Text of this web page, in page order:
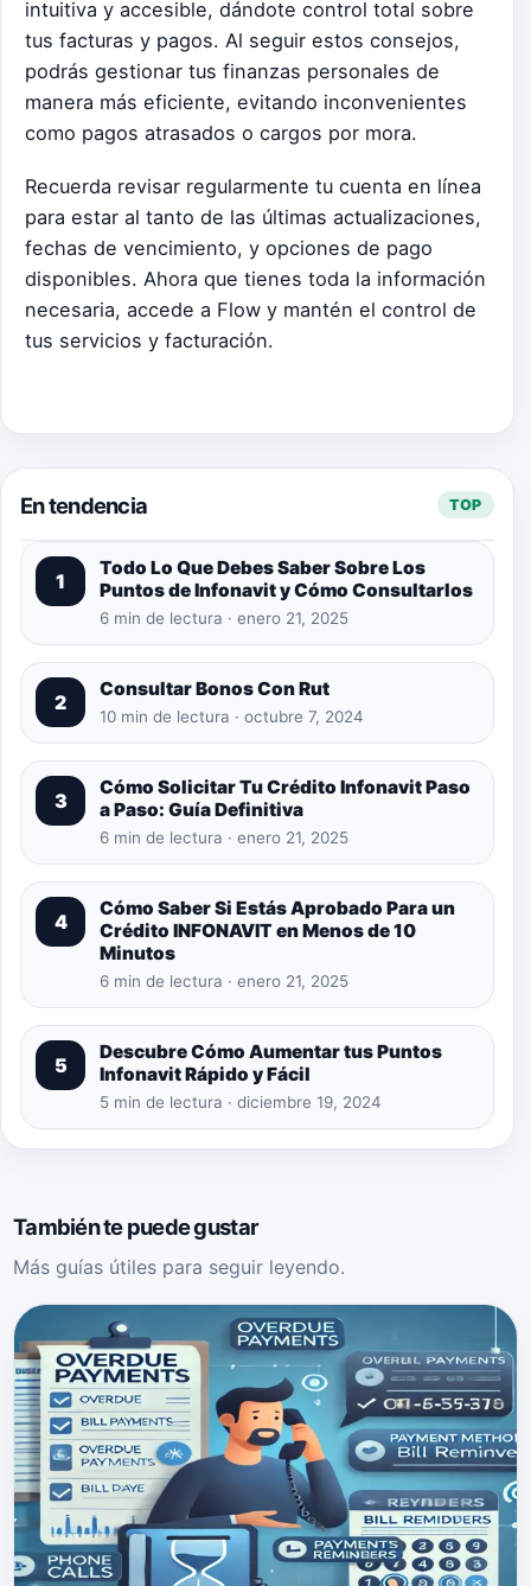
intuitiva y accesible, dándote control total sobre
tus facturas y pagos. Al seguir estos consejos,
podrás gestionar tus finanzas personales de
manera más eficiente, evitando inconvenientes
como pagos atrasados o cargos por mora.
Recuerda revisar regularmente tu cuenta en línea
para estar al tanto de las últimas actualizaciones,
fechas de vencimiento, y opciones de pago
disponibles. Ahora que tienes toda la información
necesaria, accede a Flow y mantén el control de
tus servicios y facturación.
En tendencia TOP
1
Todo Lo Que Debes Saber Sobre Los
Puntos de Infonavit y Cómo Consultarlos
6 min de lectura · enero 21, 2025
2
Consultar Bonos Con Rut
10 min de lectura · octubre 7, 2024
3
Cómo Solicitar Tu Crédito Infonavit Paso
a Paso: Guía Definitiva
6 min de lectura · enero 21, 2025
4
Cómo Saber Si Estás Aprobado Para un
Crédito INFONAVIT en Menos de 10
Minutos
6 min de lectura · enero 21, 2025
5
Descubre Cómo Aumentar tus Puntos
Infonavit Rápido y Fácil
5 min de lectura · diciembre 19, 2024
También te puede gustar
Más guías útiles para seguir leyendo.